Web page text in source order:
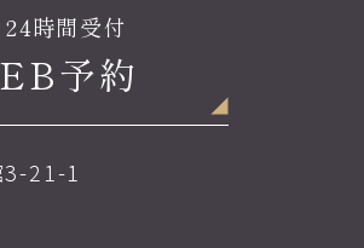
24時間受付
予約
21-1